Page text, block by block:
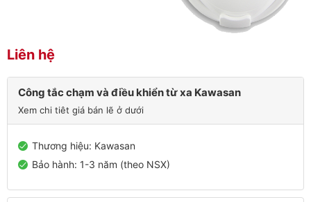
Liên hệ
Công tắc chạm và điều khiển từ xa Kawasan
Xem chi tiêt giá bán lẽ ở dưới
Thương hiệu: Kawasan
Bảo hành: 1-3 năm (theo NSX)